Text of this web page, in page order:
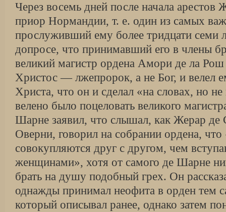
Через восемь дней после начала
приор Нормандии, т. е. один из самых
прослуживший ему более тридцати семи
допросе, что принимавший его в члены
великий магистр ордена Амори де ла
Христос — лжепророк, а не Бог, и велел
Христа, что он и сделал «на словах, но
велено было поцеловать великого
Шарне заявил, что слышал, как Жерар
Оверни, говорил на собрании ордена, что
совокупляются друг с другом, чем
женщинами», хотя от самого де Шарне
брать на душу подобный грех. Он
однажды принимал неофита в орден тем
который описывал ранее, однако затем